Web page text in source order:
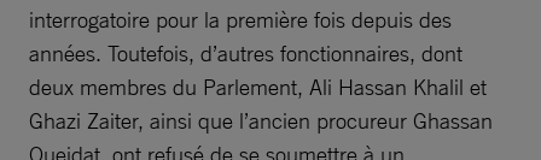
interrogatoire pour la première fois depuis des
années. Toutefois, d’autres fonctionnaires, dont
deux membres du Parlement, Ali Hassan Khalil et
Ghazi Zaiter, ainsi que l’ancien procureur Ghassan
Oueidat, ont refusé de se soumettre à un